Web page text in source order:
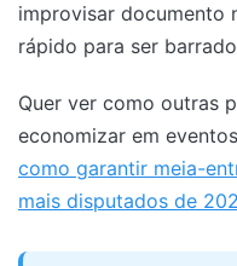
improvisar documento
rápido para ser
Quer ver como outras
economizar em
como garantir meia-
mais disputados de